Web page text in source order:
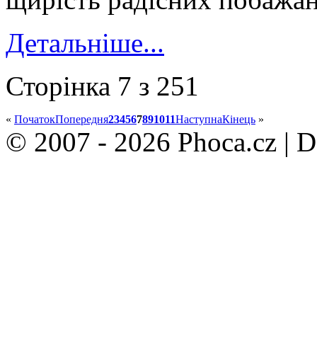
Детальніше...
Сторінка 7 з 251
« ПочатокПопередня234567891011НаступнаКінець »
© 2007 - 2026 Phoca.cz |